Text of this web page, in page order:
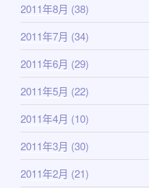
2011年8月 (38)
2011年7月 (34)
2011年6月 (29)
2011年5月 (22)
2011年4月 (10)
2011年3月 (30)
2011年2月 (21)